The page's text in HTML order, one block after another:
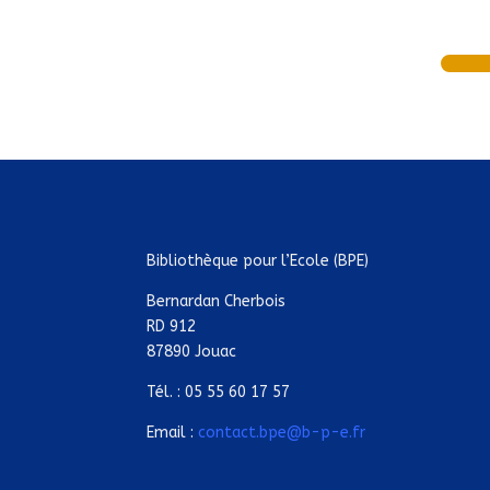
Bibliothèque pour l’Ecole (BPE)
Bernardan Cherbois
RD 912
87890 Jouac
Tél. : 05 55 60 17 57
Email : contact.bpe@b-p-e.fr